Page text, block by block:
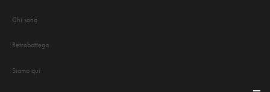
Chi sono
Retrobottega
Siamo qui